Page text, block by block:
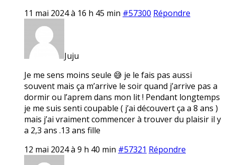
11 mai 2024 à 16 h 45 min #57300 Répondre
Juju
Je me sens moins seule 😅 je le fais pas aussi
souvent mais ça m’arrive le soir quand j’arrive pas a
dormir ou l’aprem dans mon lit ! Pendant longtemps
je me suis senti coupable ( j’ai découvert ça a 8 ans )
mais j’ai vraiment commencer à trouver du plaisir il y
a 2,3 ans .13 ans fille
12 mai 2024 à 9 h 40 min #57321 Répondre